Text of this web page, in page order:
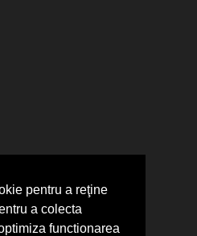
pentru a reţine
a colecta
functionarea